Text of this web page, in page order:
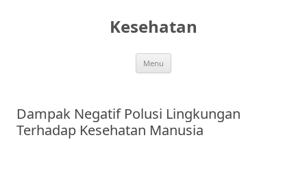
Kesehatan
Menu
Dampak Negatif Polusi Lingkungan
Terhadap Kesehatan Manusia